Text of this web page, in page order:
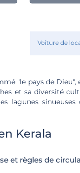
Voiture de
"le pays de
et sa diversité
lagunes
Kerala
et règles de